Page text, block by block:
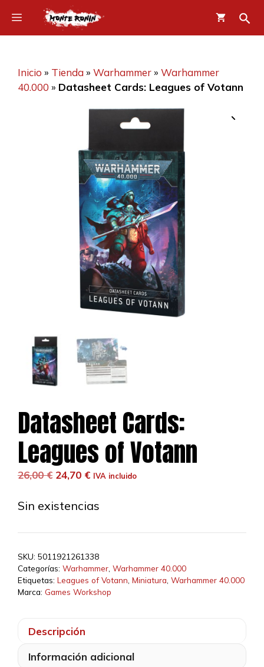
contenido
Menú
Inicio » Tienda» Warhammer» Warhammer
40.000 » Datasheet Cards: Leagues of Votann
Datasheet Cards:
Leagues of Votann
26,00€ El
original
26,00 €.
24,70 €El
actual
24,70 €.
IVA incluido
Sin existencias
SKU: 5011921261338
Categorías: Warhammer Warhammer 40.000
Etiquetas: Leagues of Votann Miniatura Warhammer 40.000
Marca: Games Workshop
Descripción
Información adicional